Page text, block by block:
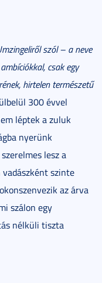
szól – a neve
csak egy
hirtelen természetű
300 évvel
léptek a zuluk
nyerünk
lesz a
szinte
az árva
szálon egy
nélküli tiszta